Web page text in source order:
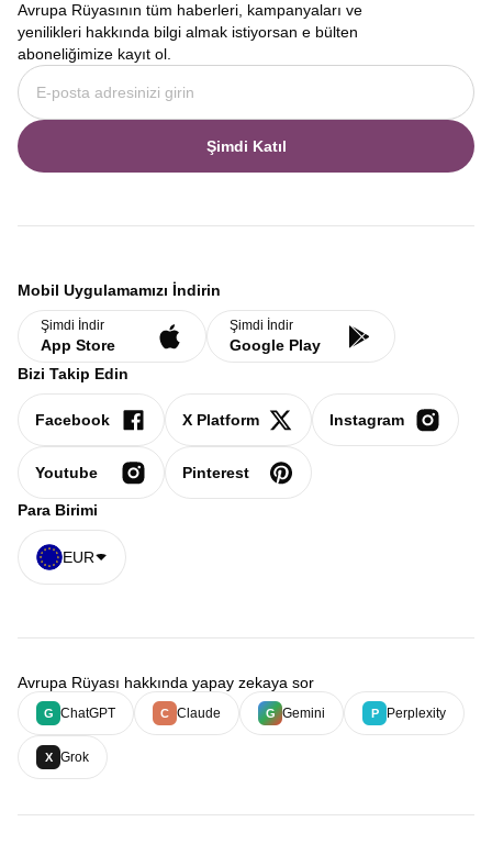
Avrupa Rüyasının tüm haberleri, kampanyaları ve
yenilikleri hakkında bilgi almak istiyorsan e bülten
aboneliğimize kayıt ol.
Şimdi Katıl
Mobil Uygulamamızı İndirin
Şimdi İndir
App Store
Şimdi İndir
Google Play
Bizi Takip Edin
Facebook X Platform Instagram
Youtube Pinterest
Para Birimi
EUR
Avrupa Rüyası hakkında yapay zekaya sor
G ChatGPT C Claude G Gemini P Perplexity
X Grok